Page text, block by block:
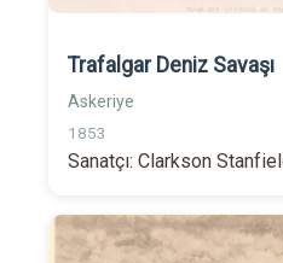
Trafalgar Deniz Savaşı
Askeriye
1853
Sanatçı: Clarkson